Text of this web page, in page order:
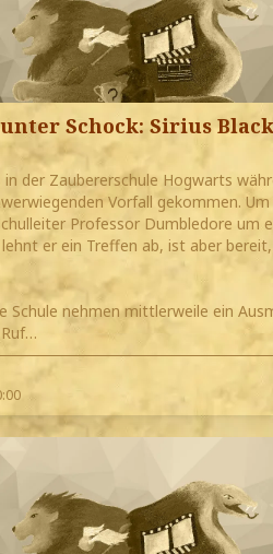
Schock: Sirius
der Zaubererschule Hogwarts
Vorfall gekommen.
Professor Dumbledore um
er ein Treffen ab, ist aber
Schule nehmen mittlerweile ein